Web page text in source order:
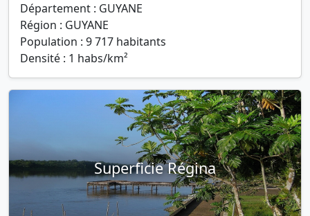
Département : GUYANE
Région : GUYANE
Population : 9 717 habitants
Densité : 1 habs/km²
Superficie Régina